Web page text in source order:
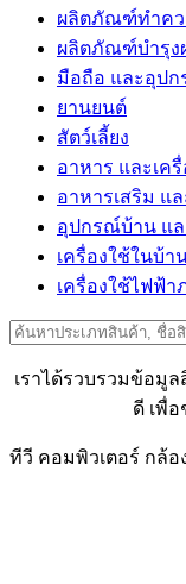
ผลิตภัณฑ์ทำคว
ผลิตภัณฑ์บำรุง
มือถือ และอุปก
ยานยนต์
สัตว์เลี้ยง
อาหาร และเค
อาหารเสริม
อุปกรณ์บ้าน แ
เครื่องใช้ในบ้า
เครื่องใช้ไฟฟ้า
Search
for:
เราได้รวบรวมข้อมู
ดี เพื่
ทีวี คอมพิวเตอร์ กล้อ